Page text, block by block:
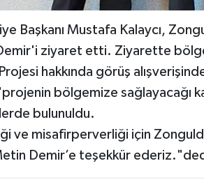
Başkanı Mustafa Kalaycı,
ziyaret etti. Ziyarette
hakkında görüş
bölgemize sağlayacağı
bulunuldu.
ve misafirperverliği için
Metin Demir’e teşekkür